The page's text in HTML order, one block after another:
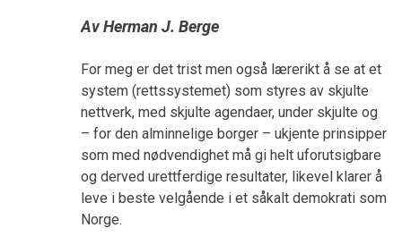
Av Herman J. Berge
For meg er det trist men også lærerikt å se at et
system (rettssystemet) som styres av skjulte
nettverk, med skjulte agendaer, under skjulte og
– for den alminnelige borger – ukjente prinsipper
som med nødvendighet må gi helt uforutsigbare
og derved urettferdige resultater, likevel klarer å
leve i beste velgående i et såkalt demokrati som
Norge.